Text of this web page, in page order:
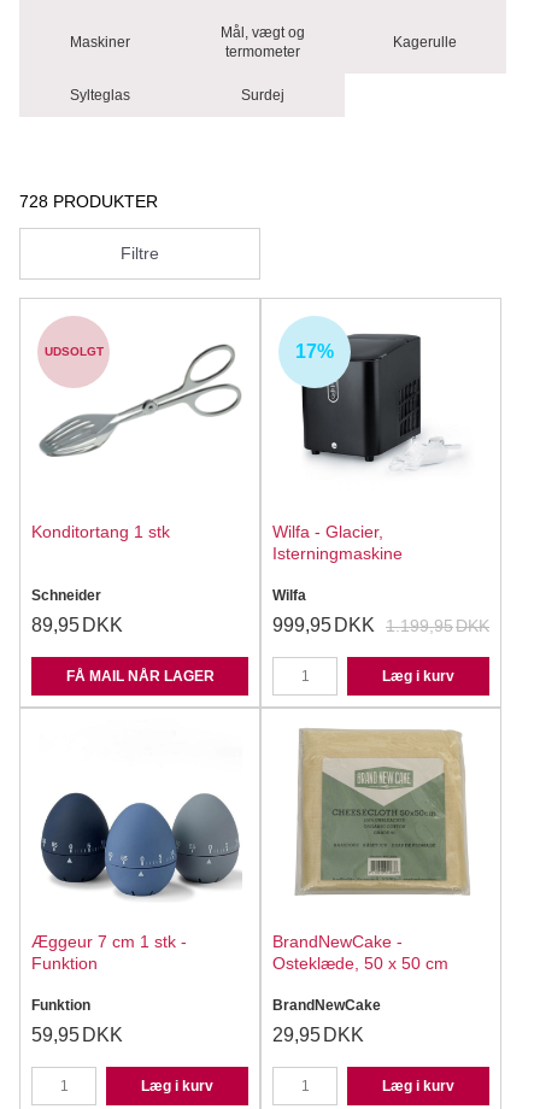
Maskiner
Mål, vægt og
termometer
Kagerulle
Sylteglas Surdej
728 PRODUKTER
Filtre
UDSOLGT
Konditortang 1 stk
Schneider
89,95 DKK
FÅ MAIL NÅR LAGER
17%
Wilfa - Glacier,
Isterningmaskine
Wilfa
1.199,95DKK
999,95 DKK
Læg i kurv
Æggeur 7 cm 1 stk -
Funktion
Funktion
59,95 DKK
Læg i kurv
BrandNewCake -
Osteklæde, 50 x 50 cm
BrandNewCake
29,95 DKK
Læg i kurv